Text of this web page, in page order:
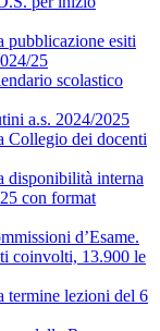
pubblicazione esiti
25
scolastico
a.s. 2024/2025
Collegio dei docenti
disponibilità interna
con format
d’Esame.
coinvolti, 13.900 le
termine lezioni del 6